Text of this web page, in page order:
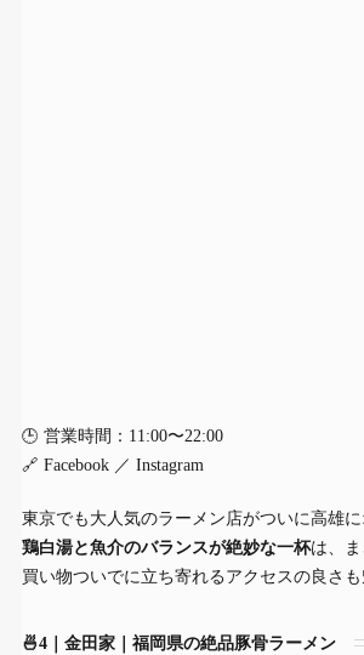
🕒 営業時間：11:00〜22:00
🔗 Facebook／ Instagram
東京でも大人気のラーメン店がついに高雄に
鶏白湯と魚介のバランスが絶妙な一杯は、ま
買い物ついでに立ち寄れるアクセスの良さも
🍜4｜金田家｜福岡県の絶品豚骨ラーメン